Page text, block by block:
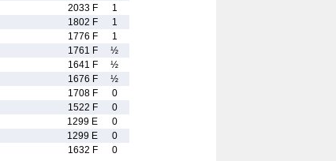
2033 F
1
1802 F
1
1776 F
1
1761 F
½
1641 F
½
1676 F
½
1708 F
0
1522 F
0
1299 E
0
1299 E
0
1632 F 0